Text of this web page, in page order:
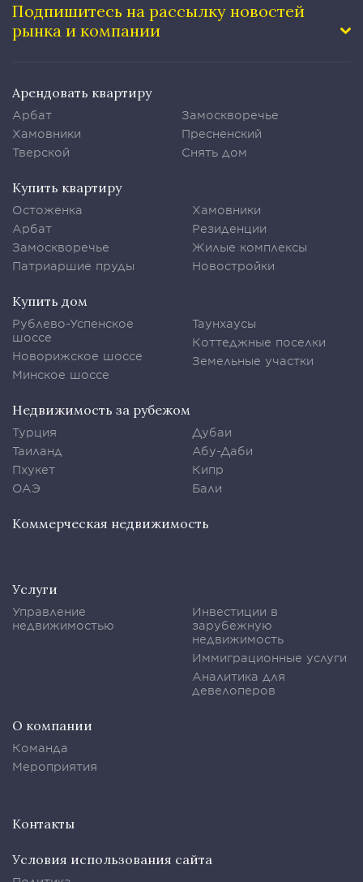
Подпишитесь на рассылку новостей
рынка и компании
Арендовать квартиру
Арбат
Хамовники
Тверской
Замоскворечье
Пресненский
Снять дом
Купить квартиру
Остоженка
Арбат
Замоскворечье
Патриаршие пруды
Хамовники
Резиденции
Жилые комплексы
Новостройки
Купить дом
Рублево-Успенское
шоссе
Новорижское шоссе
Минское шоссе
Таунхаусы
Коттеджные поселки
Земельные участки
Недвижимость за рубежом
Турция
Таиланд
Пхукет
ОАЭ
Дубаи
Абу-Даби
Кипр
Бали
Коммерческая недвижимость
Услуги
Управление
недвижимостью
Инвестиции в
зарубежную
недвижимость
Иммиграционные услуги
Аналитика для
девелоперов
О компании
Команда
Мероприятия
Контакты
Условия использования сайта